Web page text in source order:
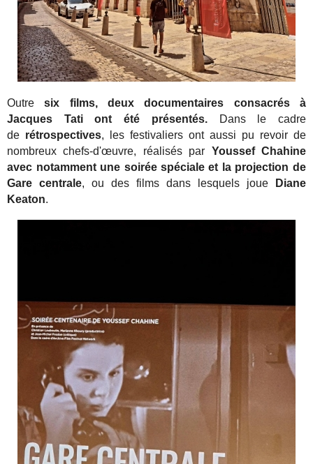
Outre six films, deux documentaires consacrés à
Jacques Tati ont été présentés.Dans le cadre
de rétrospectives, les festivaliers ont aussi pu revoir de
nombreux chefs-d'œuvre, réalisés par Youssef Chahine
avec notamment une soirée spéciale et la projection de
Gare centrale, ou des films dans lesquels joue
Diane
Keaton.